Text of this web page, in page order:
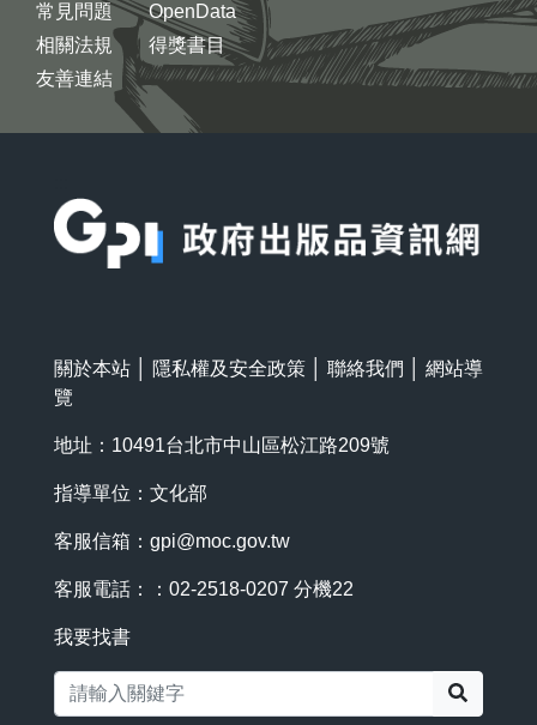
常見問題
相關法規
友善連結
OpenData
得獎書目
關於本站 隱私權及安全政策 聯絡我們
網站導
覽
地址：10491台北市中山區松江路209號
指導單位：文化部
客服信箱： gpi@moc.gov.tw
客服電話：：02-2518-0207 分機22
我要找書